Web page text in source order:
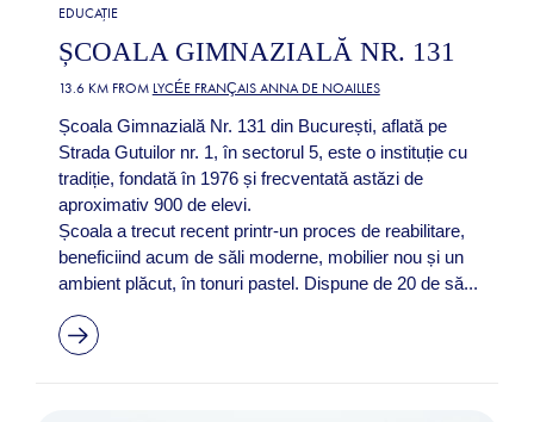
EDUCAȚIE
ȘCOALA GIMNAZIALĂ NR. 131
13.6 KM FROM LYCÉE FRANÇAIS ANNA DE NOAILLES
Școala Gimnazială Nr. 131 din București, aflată pe
Strada Gutuilor nr. 1, în sectorul 5, este o instituție cu
tradiție, fondată în 1976 și frecventată astăzi de
aproximativ 900 de elevi.
Școala a trecut recent printr-un proces de reabilitare,
beneficiind acum de săli moderne, mobilier nou și un
ambient plăcut, în tonuri pastel. Dispune de 20 de să...